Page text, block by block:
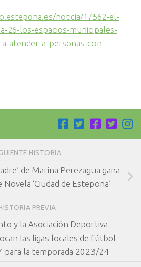
noticia/17562-el-
26-los-espacios-municipales-
atender-a-personas-con-
HISTORIA
de Marina Perezagua gana
‘Ciudad de Estepona’
PREVIA
y la Asociación Deportiva
las ligas locales de fútbol
para la temporada 2023/24